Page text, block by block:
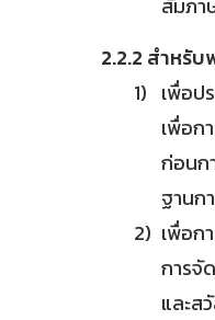
สัมภา
2.2.2 สำหรั
เพื่อป
เพื่อก
ก่อนก
ฐานก
เพื่อก
การจั
และส